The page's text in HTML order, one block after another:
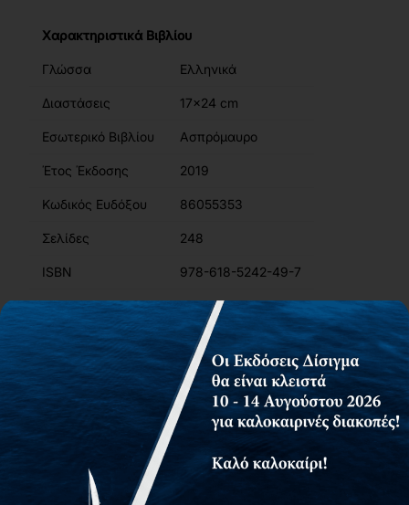
Χαρακτηριστικά Βιβλίου
Γλώσσα Ελληνικά
Διαστάσεις 17x24 cm
Εσωτερικό Βιβλίου Ασπρόμαυρο
Έτος Έκδοσης 2019
Κωδικός Ευδόξου 86055353
Σελίδες 248
ISBN 978-618-5242-49-7
Βάρος 0.49kg
Περιγραφή Περιεχόμενα Συγγραφείς
Αίτημα για δωρεάν αντίτυπο